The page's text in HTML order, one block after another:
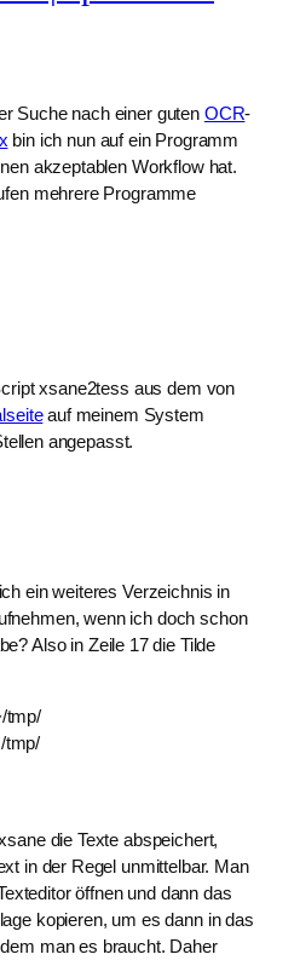
Suche nach einer guten OCR-
bin ich nun auf ein Programm
akzeptablen Workflow hat.
mehrere Programme
xsane2tess aus dem von
auf meinem System
angepasst.
ein weiteres Verzeichnis in
wenn ich doch schon
Also in Zeile 17 die Tilde
tmp/
tmp/
die Texte abspeichert,
in der Regel unmittelbar. Man
öffnen und dann das
kopieren, um es dann in das
man es braucht. Daher